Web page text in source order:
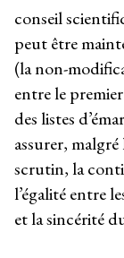
conseil
peut être
(la non-
entre le
des listes
assurer,
scrutin, la
l’égalité entre
et la sincérité